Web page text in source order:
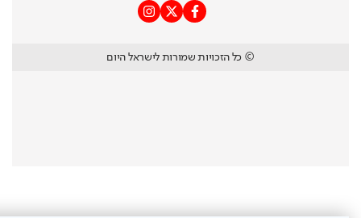
© כל הזכויות שמורות לישראל היום